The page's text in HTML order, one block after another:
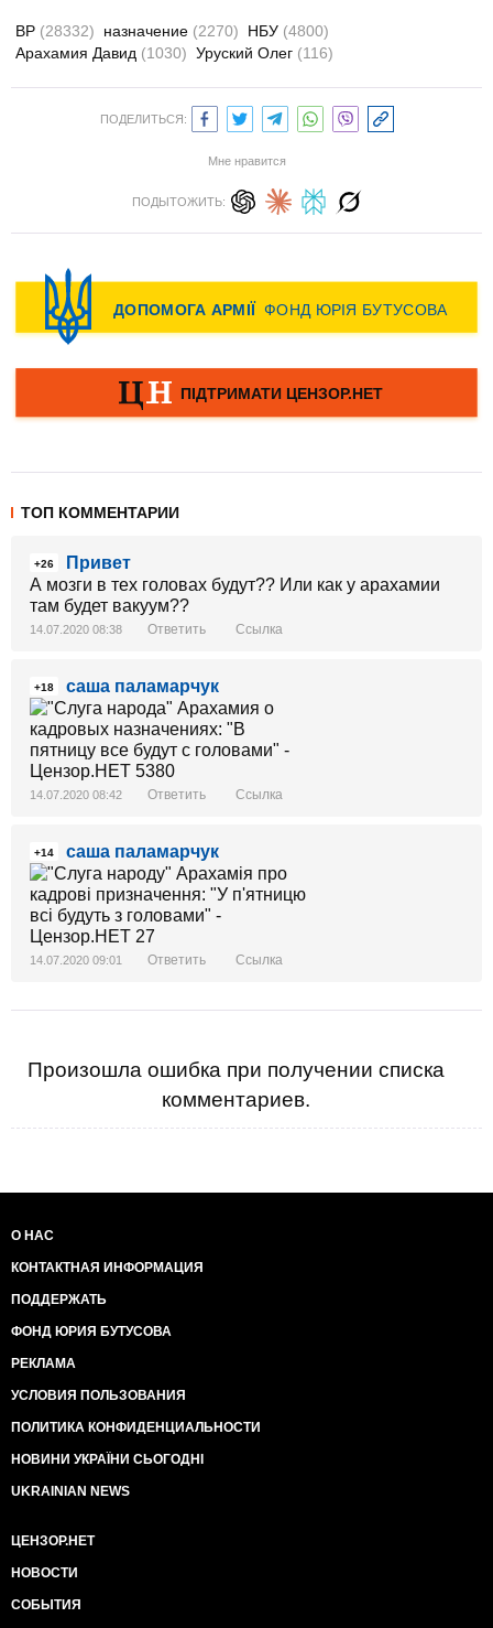
ВР (28332) назначение (2270) НБУ (4800)
Арахамия Давид (1030) Уруский Олег (116)
ПОДЕЛИТЬСЯ:
Мне нравится
ПОДЫТОЖИТЬ:
ТОП КОММЕНТАРИИ
+26
Привет
А мозги в тех головах будут?? Или как у арахамии
там будет вакуум??
14.07.2020 08:38 Ответить Ссылка
+18 саша паламарчук
14.07.2020 08:42 Ответить Ссылка
+14 саша паламарчук
14.07.2020 09:01 Ответить Ссылка
Произошла ошибка при получении списка
комментариев.
О НАС
КОНТАКТНАЯ ИНФОРМАЦИЯ
ПОДДЕРЖАТЬ
ФОНД ЮРИЯ БУТУСОВА
РЕКЛАМА
УСЛОВИЯ ПОЛЬЗОВАНИЯ
ПОЛИТИКА КОНФИДЕНЦИАЛЬНОСТИ
НОВИНИ УКРАЇНИ СЬОГОДНІ
UKRAINIAN NEWS
ЦЕНЗОР.НЕТ
НОВОСТИ
СОБЫТИЯ